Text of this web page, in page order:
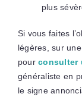
plus
Si vous faites
légères, sur
pourconsulter
généraliste en
le signe